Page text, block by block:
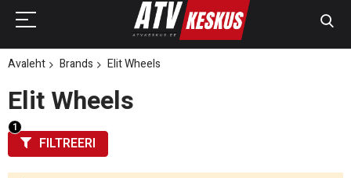
Avaleht Brands Elit Wheels
Elit Wheels
FILTREERI